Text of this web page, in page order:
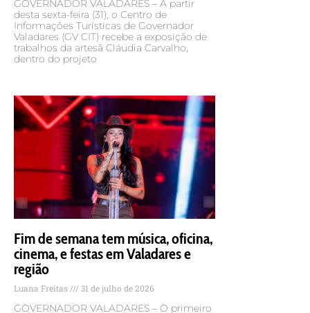
GOVERNADOR VALADARES – A partir
desta sexta-feira (31), o Centro de
Informações Turísticas de Governador
Valadares (GV CIT) recebe a exposição de
trabalhos da artesã Cláudia Carvalho,
dentro do projeto
Fim de semana tem música, oficina,
cinema, e festas em Valadares e
região
Luana Freitas 31 de julho de 2026
GOVERNADOR VALADARES – O primeiro